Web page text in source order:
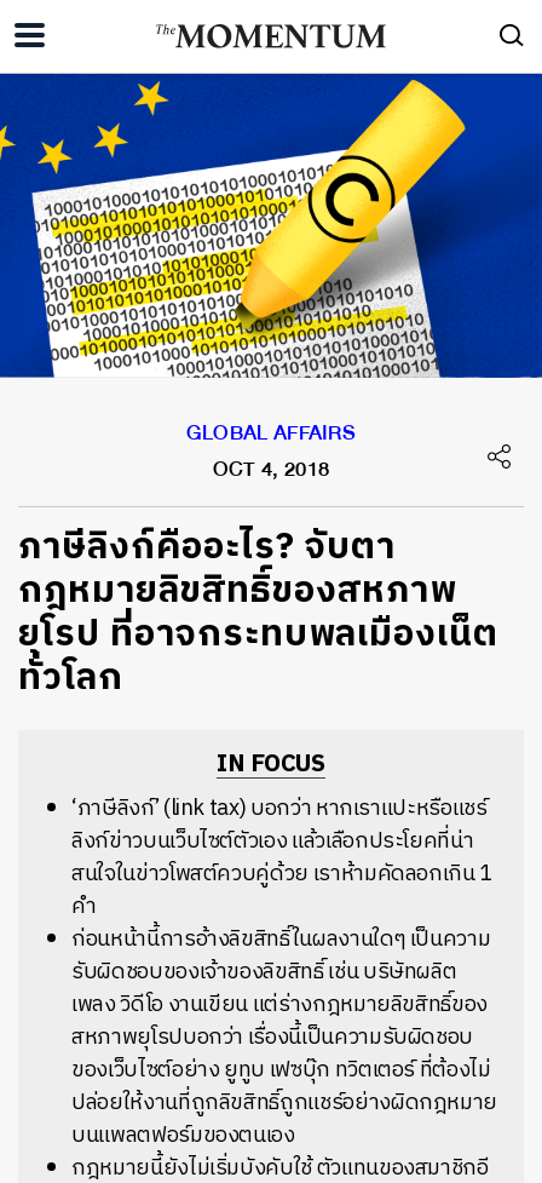
GLOBAL AFFAIRS
OCT 4, 2018
ภาษีลิงก์คืออะไร? จับตา
กฎหมายลิขสิทธิ์ของสหภาพ
ยุโรป ที่อาจกระทบพลเมืองเน็ต
ทั่วโลก
IN FOCUS
‘ภาษีลิงก์’ (link tax) บอกว่า หากเราแปะหรือแชร์
ลิงก์ข่าวบนเว็บไซต์ตัวเอง แล้วเลือกประโยคที่น่า
สนใจในข่าวโพสต์ควบคู่ด้วย เราห้ามคัดลอกเกิน 1
คำ
ก่อนหน้านี้การอ้างลิขสิทธิ์ในผลงานใดๆ เป็นความ
รับผิดชอบของเจ้าของลิขสิทธิ์ เช่น บริษัทผลิต
เพลง วิดีโอ งานเขียน แต่ร่างกฎหมายลิขสิทธิ์ของ
สหภาพยุโรปบอกว่า เรื่องนี้เป็นความรับผิดชอบ
ของเว็บไซต์อย่าง ยูทูบ เฟซบุ๊ก ทวิตเตอร์ ที่ต้องไม่
ปล่อยให้งานที่ถูกลิขสิทธิ์ถูกแชร์อย่างผิดกฎหมาย
บนแพลตฟอร์มของตนเอง
กฎหมายนี้ยังไม่เริ่มบังคับใช้ ตัวแทนของสมาชิกอี